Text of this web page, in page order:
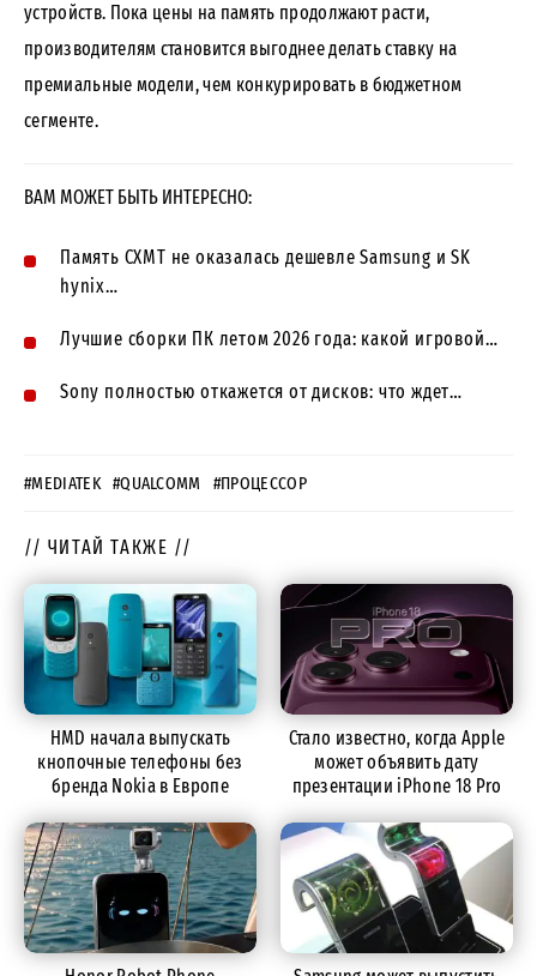
устройств. Пока цены на память продолжают расти,
производителям становится выгоднее делать ставку на
премиальные модели, чем конкурировать в бюджетном
сегменте.
ВАМ МОЖЕТ БЫТЬ ИНТЕРЕСНО:
Память CXMT не оказалась дешевле Samsung и SK
hynix…
Лучшие сборки ПК летом 2026 года: какой игровой…
Sony полностью откажется от дисков: что ждет…
#MEDIATEK #QUALCOMM #ПРОЦЕССОР
// ЧИТАЙ ТАКЖЕ //
HMD начала выпускать
кнопочные телефоны без
бренда Nokia в Европе
Стало известно, когда Apple
может объявить дату
презентации iPhone 18 Pro